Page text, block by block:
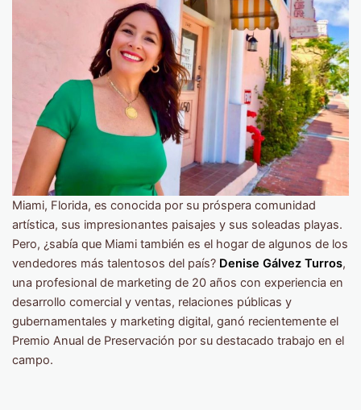
Miami, Florida, es conocida por su próspera comunidad
artística, sus impresionantes paisajes y sus soleadas playas.
Pero, ¿sabía que Miami también es el hogar de algunos de los
vendedores más talentosos del país? Denise Gálvez Turros,
una profesional de marketing de 20 años con experiencia en
desarrollo comercial y ventas, relaciones públicas y
gubernamentales y marketing digital, ganó recientemente el
Premio Anual de Preservación por su destacado trabajo en el
campo.